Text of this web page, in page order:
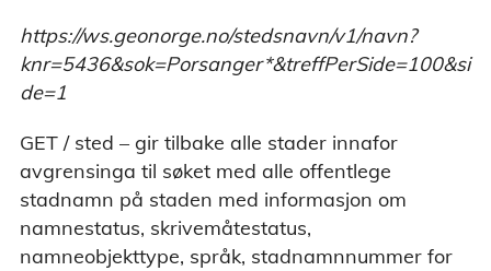
https://ws.geonorge.no/stedsnavn/v1/navn?
knr=5436&sok=Porsanger*&treffPerSide=100&si
de=1
GET / sted – gir tilbake alle stader innafor
avgrensinga til søket med alle offentlege
stadnamn på staden med informasjon om
namnestatus, skrivemåtestatus,
namneobjekttype, språk, stadnamnnummer for